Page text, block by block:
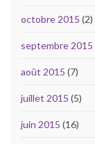
octobre 2015 (2)
septembre 2015
août 2015 (7)
juillet 2015 (5)
juin 2015 (16)